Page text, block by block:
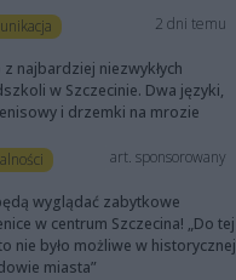
2 dni temu
z najbardziej niezwykłych
w Szczecinie. Dwa języki,
i drzemki na mrozie
art. sponsorowany
wyglądać zabytkowe
w centrum Szczecina! „Do tej
nie było możliwe w historycznej
miasta”